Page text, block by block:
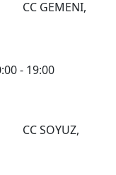
CC GEMENI,
- 19:00
CC SOYUZ,